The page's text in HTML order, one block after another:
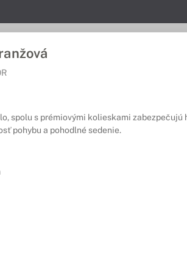
spolu s prémiovými kolieskami zabezpečujú
pohybu a pohodlné sedenie.